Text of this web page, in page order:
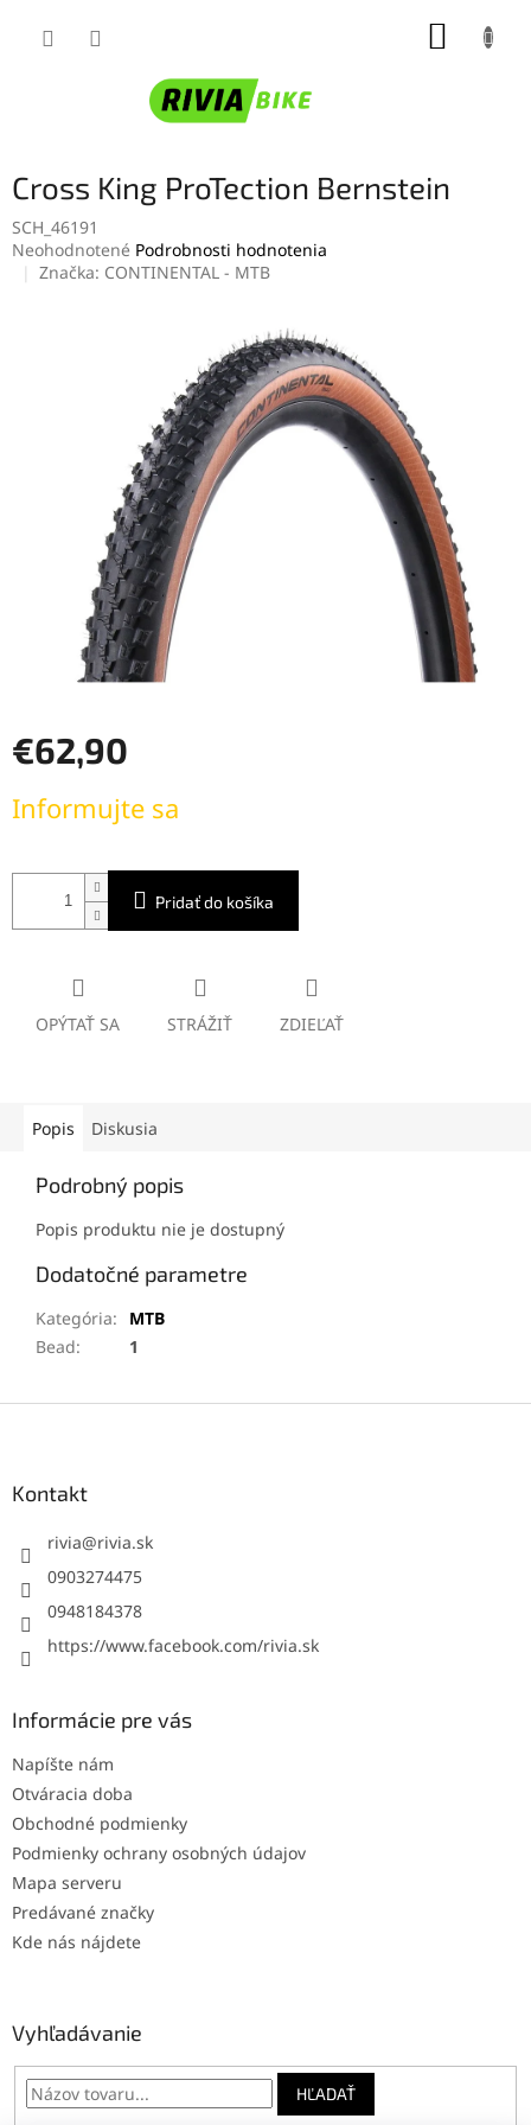
Cross King ProTection Bernstein
SCH_46191
Priemerné
hodnotenie
Neohodnotené Podrobnosti hodnotenia
Značka: CONTINENTAL - MTB
€62,90
cena:
Informujte sa
Pridať do košíka
OPÝTAŤ SA STRÁŽIŤ ZDIEĽAŤ
Popis Diskusia
Podrobný popis
Popis produktu nie je dostupný
Dodatočné parametre
Kategória:
MTB
Bead: 1
Kontakt
rivia@rivia.sk
0903274475
0948184378
https://www.facebook.com/rivia.sk
Informácie pre vás
Napíšte nám
Otváracia doba
Obchodné podmienky
Podmienky ochrany osobných údajov
Mapa serveru
Predávané značky
Kde nás nájdete
Vyhľadávanie
HĽADAŤ